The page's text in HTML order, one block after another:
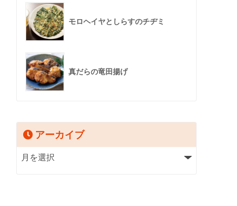
モロヘイヤとしらすのチヂミ
真だらの竜田揚げ
アーカイブ